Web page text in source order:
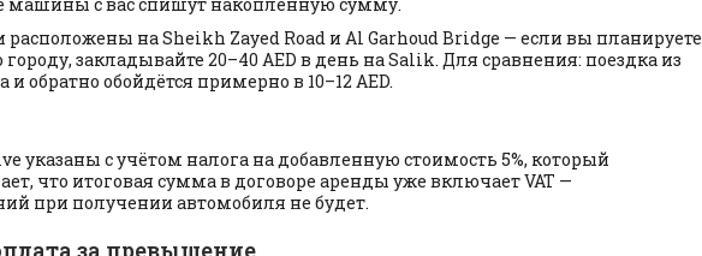
на Sheikh Zayed Road и Al Garhoud Bridge — если вы планируете
закладывайте 20–40 AED в день на Salik. Для сравнения: поездка из
обратно обойдётся примерно в 10–12 AED.
указаны с учётом налога на добавленную стоимость 5%, который
что итоговая сумма в договоре аренды уже включает VAT —
при получении автомобиля не будет.
за превышение